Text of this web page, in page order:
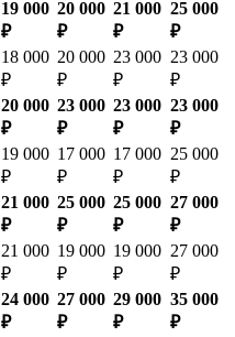
19 000
₽
20 000
₽
21 000
₽
25 000
₽
18 000
₽
20 000
₽
23 000
₽
23 000
₽
20 000
₽
23 000
₽
23 000
₽
23 000
₽
19 000
₽
17 000
₽
17 000
₽
25 000
₽
21 000
₽
25 000
₽
25 000
₽
27 000
₽
21 000
₽
19 000
₽
19 000
₽
27 000
₽
24 000
₽
27 000
₽
29 000
₽
35 000
₽